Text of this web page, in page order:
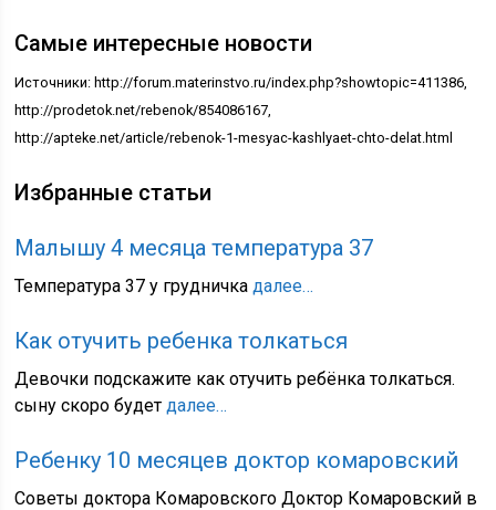
Самые интересные новости
Источники: http://forum.materinstvo.ru/index.php?showtopic=411386,
http://prodetok.net/rebenok/854086167,
http://apteke.net/article/rebenok-1-mesyac-kashlyaet-chto-delat.html
Избранные статьи
Малышу 4 месяца температура 37
Температура 37 у грудничкадалее…
Как отучить ребенка толкаться
Девочки подскажите как отучить ребёнка толкаться.
сыну скоро будетдалее…
Ребенку 10 месяцев доктор комаровский
Советы доктора Комаровского Доктор Комаровский в